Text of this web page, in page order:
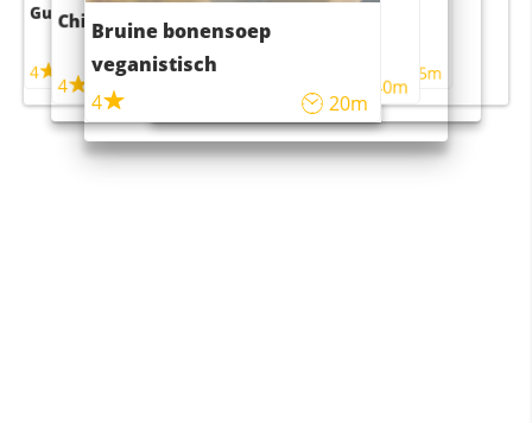
Guacamole
4
Chili con carne
4 45m
Bruine bonensoep
veganistisch
4
20m
Sushi rijstsalade
maaltijdsalade
40m
4 55m